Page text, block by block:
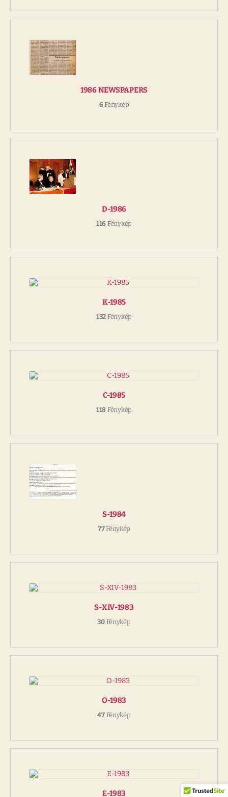
1986 NEWSPAPERS
6Fénykép
D-1986
116 Fénykép
K-1985
132 Fénykép
C-1985
118 Fénykép
S-1984
77Fénykép
S-XIV-1983
30Fénykép
O-1983
47Fénykép
E-1983